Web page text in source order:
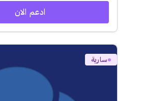
ادعم الان
سارية